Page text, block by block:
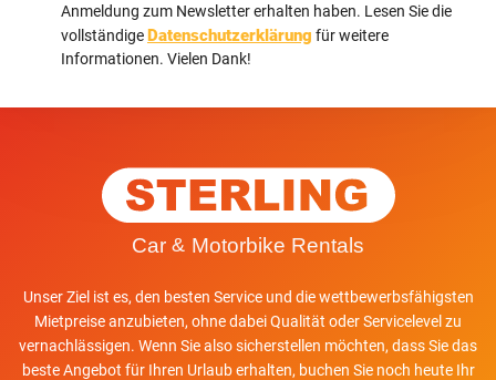
Anmeldung zum Newsletter erhalten haben. Lesen Sie die
vollständigeDatenschutzerklärung für weitere
Informationen. Vielen Dank!
Unser Ziel ist es, den besten Service und die wettbewerbsfähigsten
Mietpreise anzubieten, ohne dabei Qualität oder Servicelevel zu
vernachlässigen. Wenn Sie also sicherstellen möchten, dass Sie das
beste Angebot für Ihren Urlaub erhalten, buchen Sie noch heute Ihr